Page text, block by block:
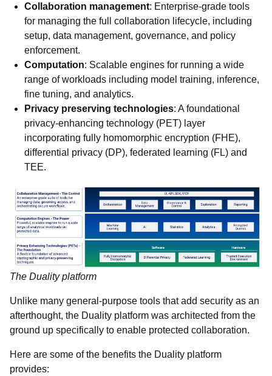
Collaboration management: Enterprise-grade tools
for managing the full collaboration lifecycle, including
setup, data management, governance, and policy
enforcement.
Computation: Scalable engines for running a wide
range of workloads including model training, inference,
fine tuning, and analytics.
Privacy preserving technologies: A foundational
privacy-enhancing technology (PET) layer
incorporating fully homomorphic encryption (FHE),
differential privacy (DP), federated learning (FL) and
TEE.
The Duality platform
Unlike many general-purpose tools that add security as an
afterthought, the Duality platform was architected from the
ground up specifically to enable protected collaboration.
Here are some of the benefits the Duality platform
provides: